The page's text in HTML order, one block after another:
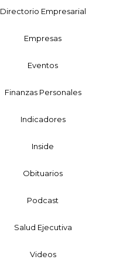
Directorio Empresarial
Empresas
Eventos
Finanzas Personales
Indicadores
Inside
Obituarios
Podcast
Salud Ejecutiva
Videos